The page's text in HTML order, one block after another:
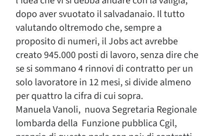
dopo aver svuotato il salvadanaio. Il tutto
valutando oltremodo che, sempre a
proposito di numeri, il Jobs act avrebbe
creato 945.000 posti di lavoro, senza dire che
se si sommano 4 rinnovi di contratto per un
solo lavoratore in 12 mesi, si divide almeno
per quattro la cifra di cui sopra.
Manuela Vanoli, nuova Segretaria Regionale
lombarda della Funzione pubblica Cgil,